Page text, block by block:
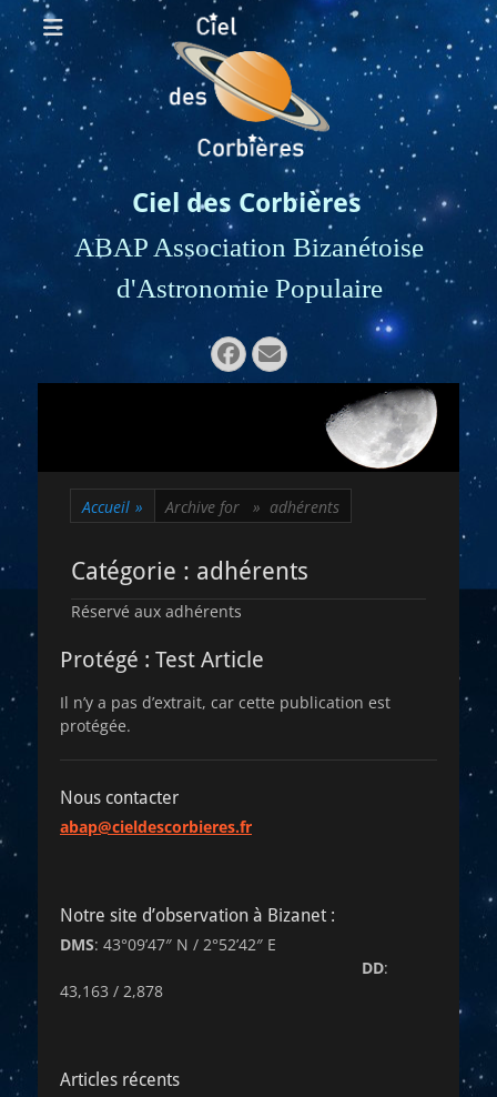
Ciel des Corbières
ABAP Association Bizanétoise
d'Astronomie Populaire
Rechercher :
Facebook
E-
mail
Accueil » Archive for » adhérents
Catégorie : adhérents
Réservé aux adhérents
Protégé : Test Article
Il n’y a pas d’extrait, car cette publication est
protégée.
Nous contacter
abap@cieldescorbieres.fr
Notre site d’observation à Bizanet :
DMS: 43°09’47″ N / 2°52’42″ E
DD:
43,163 / 2,878
Articles récents